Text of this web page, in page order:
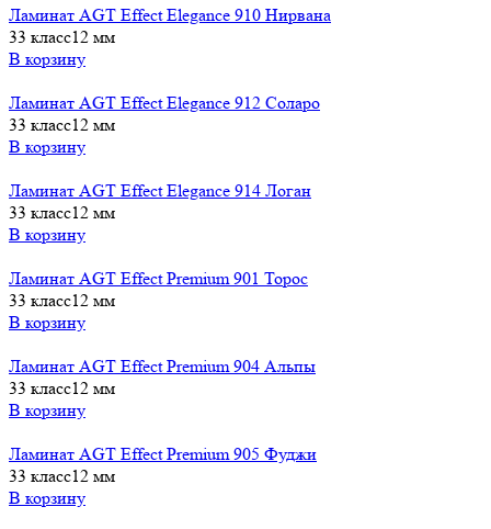
Ламинат AGT Effect Elegance 910 Нирвана
33 класс12 мм
В корзину
Ламинат AGT Effect Elegance 912 Соларо
33 класс12 мм
В корзину
Ламинат AGT Effect Elegance 914 Логан
33 класс12 мм
В корзину
Ламинат AGT Effect Premium 901 Торос
33 класс12 мм
В корзину
Ламинат AGT Effect Premium 904 Альпы
33 класс12 мм
В корзину
Ламинат AGT Effect Premium 905 Фуджи
33 класс12 мм
В корзину